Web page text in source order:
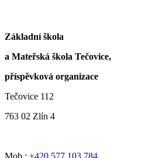
Základní škola
a Mateřská škola Tečovice,
příspěvková organizace
Tečovice 112
763 02 Zlín 4
Mob.: +420 577 103 784